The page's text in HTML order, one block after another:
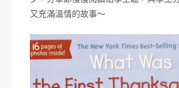
又充滿溫情的故事～